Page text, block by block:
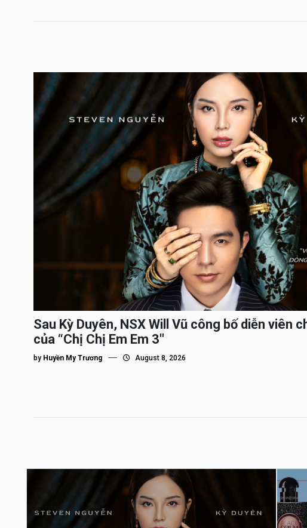
Sau Kỳ Duyên, NSX Will Vũ công bố diễn viên
của “Chị Chị Em Em 3″
by Huyền My Trương August 8, 2026